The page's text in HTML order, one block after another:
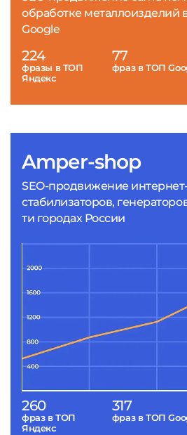
Amper-shop
SEO-продвижение
стабилизаторов,
ти городах России
260
фраз в ТОП
Яндекс
317
фраз в ТОП
обработке металлоизделий
Google
224
фразы в ТОП
Яндекс
77
фраз в ТОП